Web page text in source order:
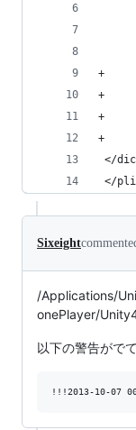
+
+
+
+
</
</
Sixeight
/Applications/
onePlayer/
以下の警告がでて